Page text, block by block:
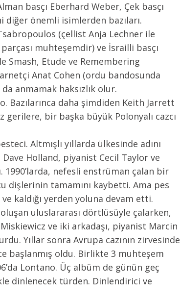
basçı Eberhard Weber, Çek basçı
önemli isimlerden bazıları.
(çellist Anja Lechner ile
muhteşemdir) ve İsrailli basçı
Smash, Etude ve Remembering
Anat Cohen (ordu bandosunda
anmamak haksızlık olur.
Bazılarınca daha şimdiden Keith Jarrett
bir başka büyük Polonyalı cazcı
Altmışlı yıllarda ülkesinde adını
Holland, piyanist Cecil Taylor ve
nefesli enstrüman çalan bir
dişlerinin tamamını kaybetti. Ama pes
kaldığı yerden yoluna devam etti.
uluslararası dörtlüsüyle çalarken,
ve iki arkadaşı, piyanist Marcin
Yıllar sonra Avrupa cazının zirvesinde
başlanmış oldu. Birlikte 3 muhteşem
Lontano. Üç albüm de günün geç
dinlenecek türden. Dinlendirici ve